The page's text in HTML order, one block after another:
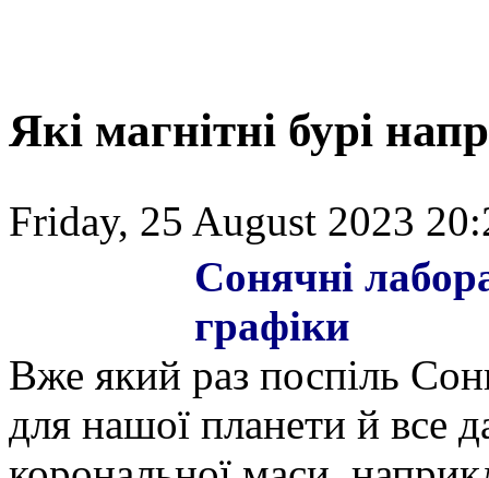
Які магнітні бурі
Friday, 25 August 2023
Сонячні
графіки
Вже який раз поспіль
для нашої планети й все